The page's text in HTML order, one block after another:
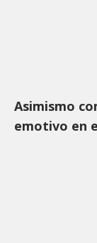
Asimismo
emotivo en